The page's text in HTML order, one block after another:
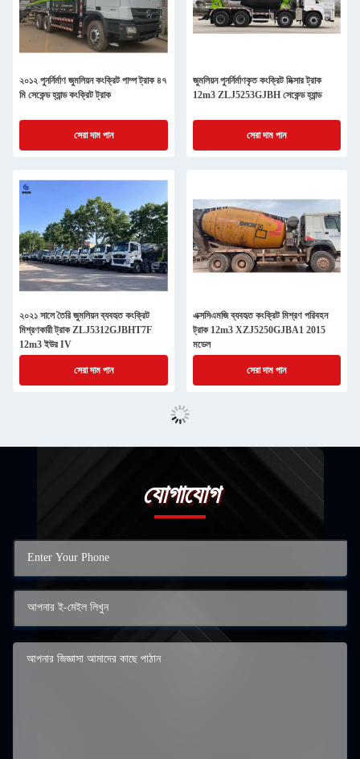
২০১২ পুনর্নির্মাণ জুমলিয়ন কংক্রিট পাম্প ট্রাক ৪৭
মি সেকেন্ড হ্যান্ড কংক্রিট ট্রাক
সেরা দাম পান
জুমলিয়ন পুনর্নির্মাণকৃত কংক্রিট মিক্সার ট্রাক
12m3 ZLJ5253GJBH সেকেন্ড হ্যান্ড
সেরা দাম পান
২০২১ সালে তৈরি জুমলিয়ন ব্যবহৃত কংক্রিট
মিশ্রণকারী ট্রাক ZLJ5312GJBHT7F
12m3 ইউর IV
সেরা দাম পান
এক্সসিএমজি ব্যবহৃত কংক্রিট মিশ্রণ পরিবহন
ট্রাক 12m3 XZJ5250GJBA1 2015
মডেল
সেরা দাম পান
যোগাযোগ